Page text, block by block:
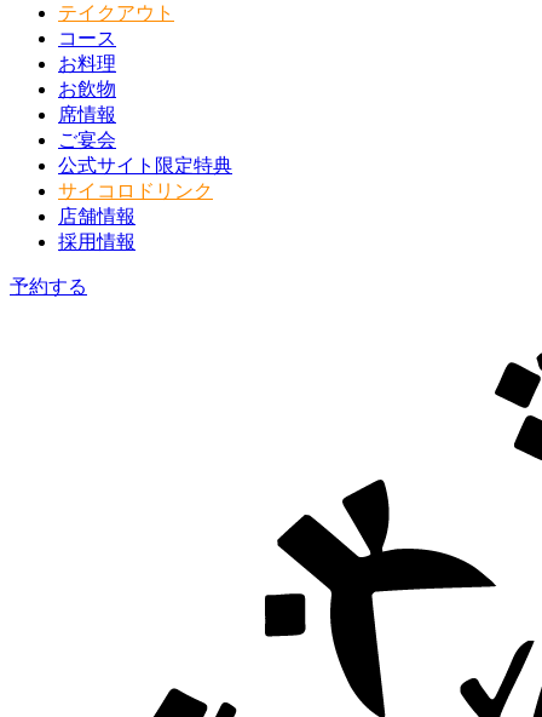
テイクアウト
コース
お料理
お飲物
席情報
ご宴会
公式サイト限定特典
サイコロドリンク
店舗情報
採用情報
予約する